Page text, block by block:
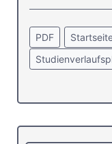
PDF